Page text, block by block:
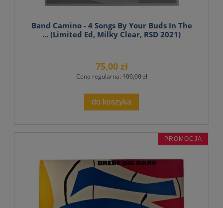
Band Camino - 4 Songs By Your Buds In The
... (Limited Ed, Milky Clear, RSD 2021)
75,00 zł
Cena regularna:100,00 zł
do koszyka
PROMOCJA